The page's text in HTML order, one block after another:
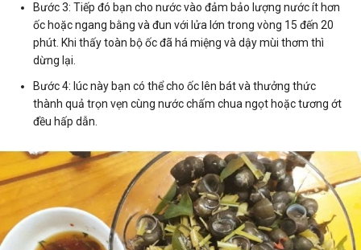
Bước 3: Tiếp đó bạn cho nước vào đảm bảo lượng nước ít hơn
ốc hoặc ngang bằng và đun với lửa lớn trong vòng 15 đến 20
phút. Khi thấy toàn bộ ốc đã há miệng và dậy mùi thơm thì
dừng lại.
Bước 4: lúc này bạn có thể cho ốc lên bát và thưởng thức
thành quả trọn vẹn cùng nước chấm chua ngọt hoặc tương ớt
đều hấp dẫn.